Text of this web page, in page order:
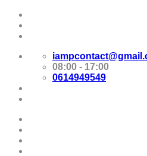
Skip
content
08:00 - 17:00
0614949549